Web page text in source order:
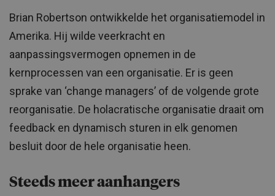
Brian Robertson ontwikkelde het organisatiemodel in
Amerika. Hij wilde veerkracht en
aanpassingsvermogen opnemen in de
kernprocessen van een organisatie. Er is geen
sprake van ‘change managers’ of de volgende grote
reorganisatie. De holacratische organisatie draait om
feedback en dynamisch sturen in elk genomen
besluit door de hele organisatie heen.
Steeds meer aanhangers